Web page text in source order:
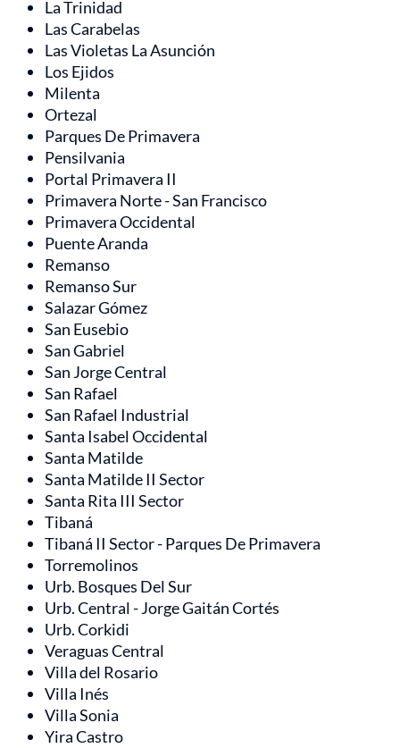
La Trinidad
Las Carabelas
Las Violetas La Asunción
Los Ejidos
Milenta
Ortezal
Parques De Primavera
Pensilvania
Portal Primavera II
Primavera Norte - San Francisco
Primavera Occidental
Puente Aranda
Remanso
Remanso Sur
Salazar Gómez
San Eusebio
San Gabriel
San Jorge Central
San Rafael
San Rafael Industrial
Santa Isabel Occidental
Santa Matilde
Santa Matilde II Sector
Santa Rita III Sector
Tibaná
Tibaná II Sector - Parques De Primavera
Torremolinos
Urb. Bosques Del Sur
Urb. Central - Jorge Gaitán Cortés
Urb. Corkidi
Veraguas Central
Villa del Rosario
Villa Inés
Villa Sonia
Yira Castro